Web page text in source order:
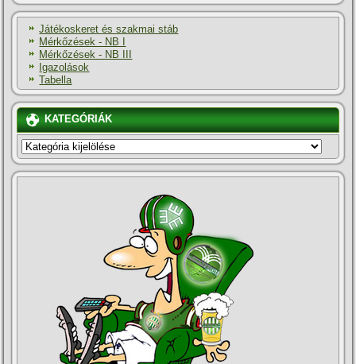
Játékoskeret és szakmai stáb
Mérkőzések - NB I
Mérkőzések - NB III
Igazolások
Tabella
KATEGÓRIÁK
KATEGÓRIÁK